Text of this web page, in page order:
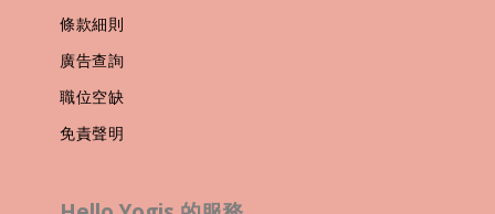
條款細則
廣告查詢
職位空缺
免責聲明